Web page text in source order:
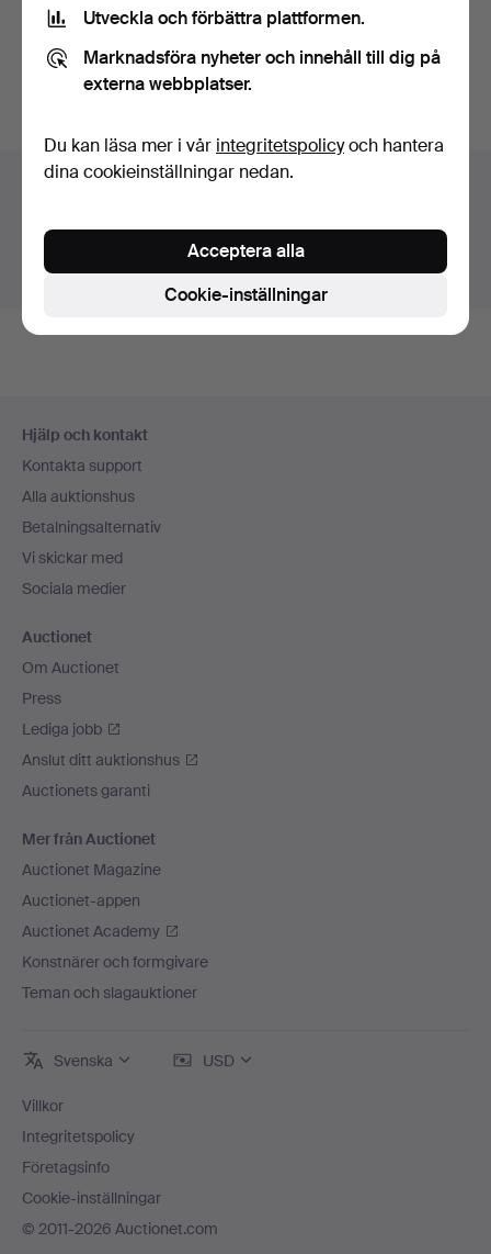
8 bud
Bevaka sökning
Auktionsarkivet
Du söker i vårt arkiv över avslutade auktioner.
Visa pågående auktioner istället.
Hjälp och kontakt
Kontakta support
Alla auktionshus
Betalningsalternativ
Vi skickar med
Sociala medier
Auctionet
Om Auctionet
Press
Lediga jobb
Anslut ditt auktionshus
Auctionets garanti
Mer från Auctionet
Auctionet Magazine
Auctionet-appen
Auctionet Academy
Konstnärer och formgivare
Teman och slagauktioner
Svenska USD
Villkor
Integritetspolicy
Företagsinfo
Cookie-inställningar
© 2011-2026 Auctionet.com
Utveckla och förbättra plattformen.
Marknadsföra nyheter och innehåll till dig på
externa webbplatser.
Du kan läsa mer i vår integritetspolicyoch hantera
dina cookieinställningar nedan.
Cookie-inställningar
Acceptera alla